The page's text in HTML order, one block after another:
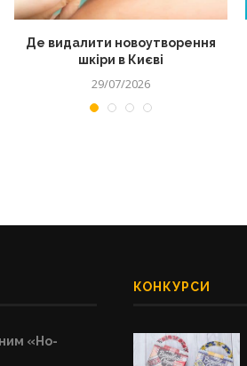
Де видалити новоутворення
шкіри в Києві
29/07/2026
«Но-
КОНКУРСИ